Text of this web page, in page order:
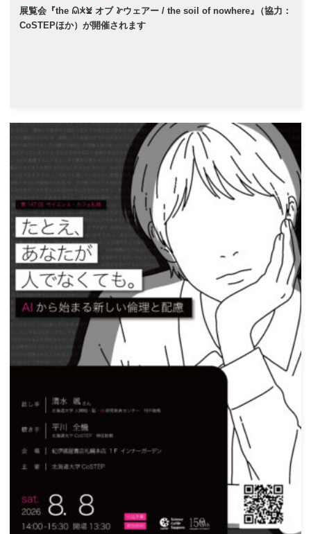
展覧会『the 𐠫𐠂𐠓 オブ 𐠜ウェアー / the soil of nowhere 』
（協力：
CoSTEPほか）が開催されます